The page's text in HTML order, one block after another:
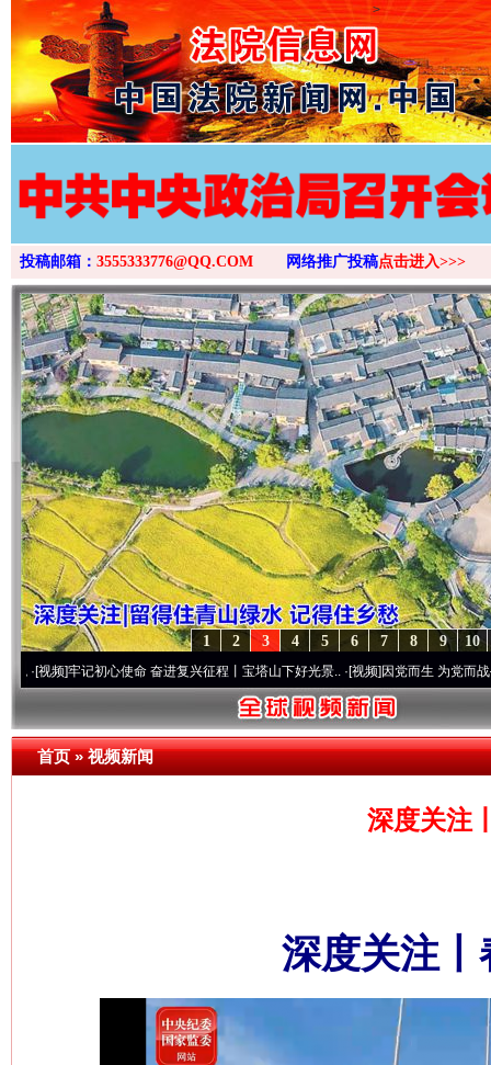
>
投稿邮箱： 3555333776@QQ.COM 网络推广投稿点击进入>>>
10
9
8
7
6
5
4
3
2
1
记初心使命 奋进复兴征程丨宝塔山下好光景..·[视频]因党而生 为党而战——百年“
首页»视频新闻
深度关注
深度关注